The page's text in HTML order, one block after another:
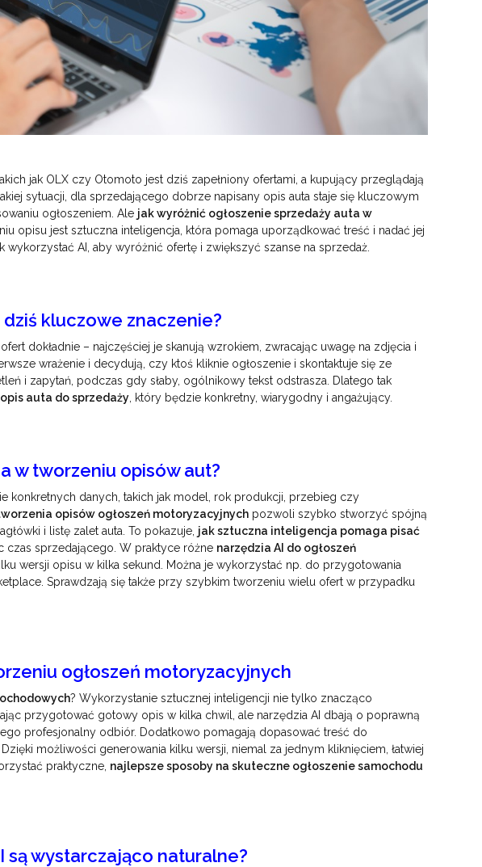
jak OLX czy Otomoto jest dziś zapełniony ofertami, a kupujący przeglądają
sytuacji, dla sprzedającego dobrze napisany opis auta staje się kluczowym
ogłoszeniem. Ale jak wyróżnić ogłoszenie sprzedaży auta w
opisu jest sztuczna inteligencja, która pomaga uporządkować treść i nadać jej
AI, aby wyróżnić ofertę i zwiększyć szanse na sprzedaż.
kluczowe znaczenie?
dokładnie – najczęściej je skanują wzrokiem, zwracając uwagę na zdjęcia i
wrażenie i decydują, czy ktoś kliknie ogłoszenie i skontaktuje się ze
i zapytań, podczas gdy słaby, ogólnikowy tekst odstrasza. Dlatego tak
auta do sprzedaży , który będzie konkretny, wiarygodny i angażujący.
w tworzeniu opisów aut?
konkretnych danych, takich jak model, rok produkcji, przebieg czy
opisów ogłoszeń motoryzacyjnych pozwoli szybko stworzyć spójną
i listę zalet auta. To pokazuje, jak sztuczna inteligencja pomaga pisać
czas sprzedającego. W praktyce różne narzędzia AI do ogłoszeń
wersji opisu w kilka sekund. Można je wykorzystać np. do przygotowania
Sprawdzają się także przy szybkim tworzeniu wielu ofert w przypadku
ogłoszeń motoryzacyjnych
? Wykorzystanie sztucznej inteligencji nie tylko znacząco
przygotować gotowy opis w kilka chwil, ale narzędzia AI dbają o poprawną
profesjonalny odbiór. Dodatkowo pomagają dopasować treść do
możliwości generowania kilku wersji, niemal za jednym kliknięciem, łatwiej
praktyczne, najlepsze sposoby na skuteczne ogłoszenie samochodu
są wystarczająco naturalne?